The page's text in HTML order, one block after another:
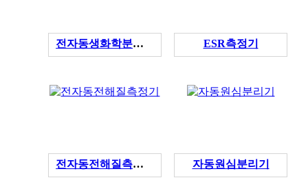
전자동생화학분석기 ESR측정기
전자동전해질측정기 자동원심분리기